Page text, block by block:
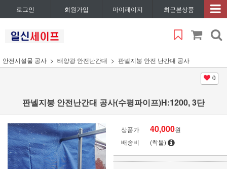
로그인 회원가입 마이페이지 최근본상품
안전시설물 공사 태양광 안전난간대 판넬지붕 안전 난간대 공사
0
판넬지붕 안전난간대 공사(수평파이프)H:1200, 3단
상품가 40,000원
배송비
(착불)